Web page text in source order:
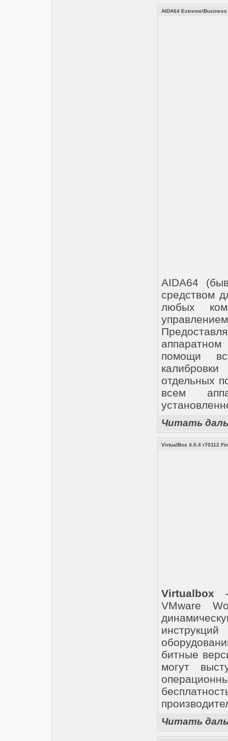
AIDA64
AIDA64
средством
любых
помощи
отдельных
всем
Читать
VirtualBox 4.0.4 r70112
Virtualbox -
VMware
битные
могут
Читать